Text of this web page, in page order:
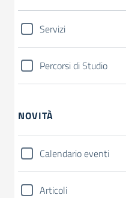
Servizi
Percorsi di Studio
NOVITÀ
Calendario eventi
Articoli